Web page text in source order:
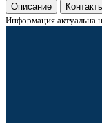
Описание
Информация актуальна